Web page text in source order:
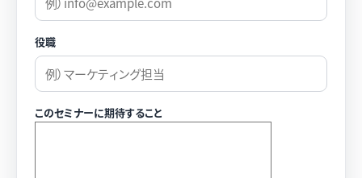
役職
このセミナーに期待すること